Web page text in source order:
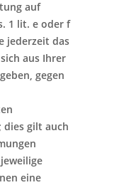
auf
1 lit. e oder f
jederzeit das
aus Ihrer
gegen
dies gilt auch
eine